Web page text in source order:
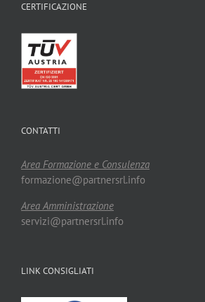
CERTIFICAZIONE
CONTATTI
Area Formazione e Consulenza
formazione@partnersrl.info
Area Amministrazione
servizi@partnersrl.info
LINK CONSIGLIATI